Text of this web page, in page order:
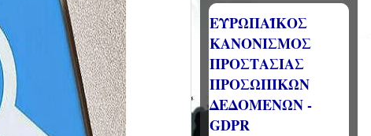
ΕΥΡΩΠΑΪΚΟΣ
ΚΑΝΟΝΙΣΜΟΣ
ΠΡΟΣΤΑΣΙΑΣ
ΠΡΟΣΩΠΙΚΩΝ
ΔΕΔΟΜΕΝΩΝ -
GDPR